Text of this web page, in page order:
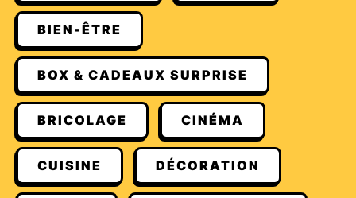
BIEN-ÊTRE
BOX & CADEAUX SURPRISE
BRICOLAGE CINÉMA
CUISINE DÉCORATION